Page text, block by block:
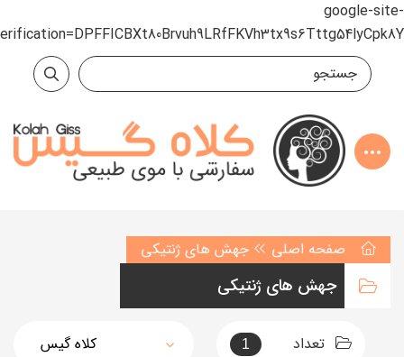
google-site-
صفحه اصلی جهش های ژنتیکی
جهش های ژنتیکی
تعداد 1